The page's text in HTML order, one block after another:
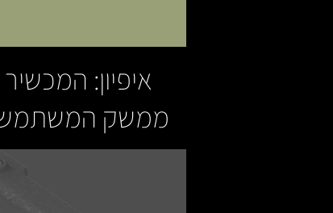
איפיון:
ממשק המשתמש